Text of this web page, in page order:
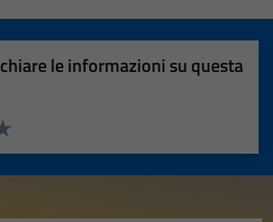
le informazioni su questa
5 stelle su 5
4 stelle su 5
su 5
su 5
5